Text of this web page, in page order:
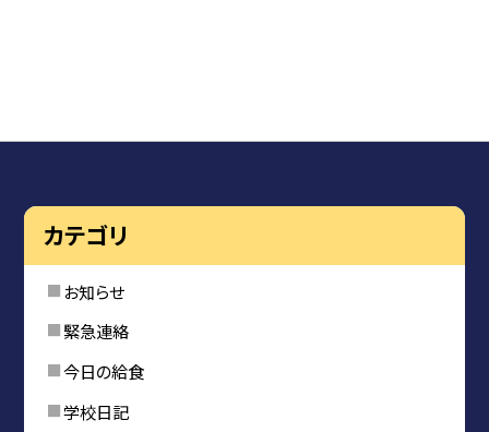
カテゴリ
お知らせ
緊急連絡
今日の給食
学校日記